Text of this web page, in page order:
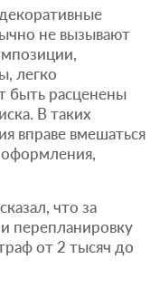
не вызывают
легко
быть расценены
В таких
вправе вмешаться
оформления,
что за
перепланировку
от 2 тысяч до